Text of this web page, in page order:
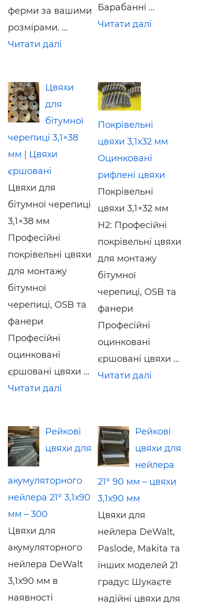
ферми за вашими
розмірами. ...
Читати далі
Барабанні ...
Читати далі
Цвяхи
для
бітумної
черепиці 3,1×38
мм | Цвяхи
єршовані
Цвяхи для
бітумної черепиці
3,1×38 мм
Професійні
покрівельні цвяхи
для монтажу
бітумної
черепиці, OSB та
фанери
Професійні
оцинковані
єршовані цвяхи ...
Читати далі
Покрівельні
цвяхи 3,1х32 мм
Оцинковані
рифлені цвяхи
Покрівельні
цвяхи 3,1×32 мм
H2: Професійні
покрівельні цвяхи
для монтажу
бітумної
черепиці, OSB та
фанери
Професійні
оцинковані
єршовані цвяхи ...
Читати далі
Рейкові
цвяхи для
акумуляторного
нейлера 21° 3,1х90
мм – 300
Цвяхи для
акумуляторного
нейлера DeWalt
3,1х90 мм в
наявності
Рейкові
цвяхи для
нейлера
21° 90 мм – цвяхи
3,1х90 мм
Цвяхи для
нейлера DeWalt,
Paslode, Makita та
інших моделей 21
градус Шукаєте
надійні цвяхи для